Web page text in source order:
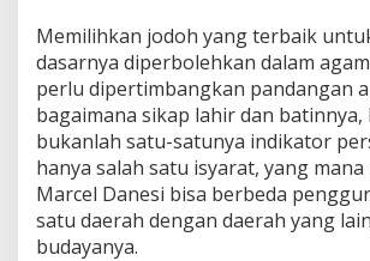
Memilihkan jodoh yang terbaik
dasarnya diperbolehkan dalam
perlu dipertimbangkan pandangan
bagaimana sikap lahir dan batinnya,
bukanlah satu-satunya indikator
hanya salah satu isyarat, yang
Marcel Danesi bisa berbeda
satu daerah dengan daerah yang
budayanya.